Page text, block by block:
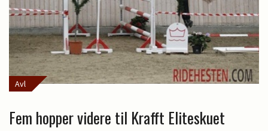
Avl
Fem hopper videre til Krafft Eliteskuet